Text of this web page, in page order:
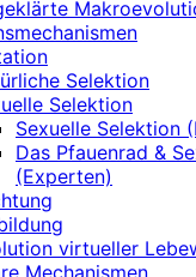
Selektion
Selektion
Sexuelle Selektion
Das Pfauenrad &
(Experten)
virtueller
Mechanismen